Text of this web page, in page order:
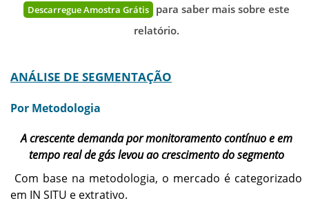
Descarregue Amostra Grátis para saber mais sobre este
relatório.
ANÁLISE DE SEGMENTAÇÃO
Por Metodologia
A crescente demanda por monitoramento contínuo e em
tempo real de gás levou ao crescimento do segmento
Com base na metodologia, o mercado é categorizado
em IN SITU e extrativo.